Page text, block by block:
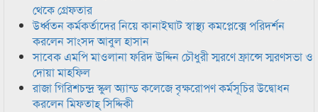
থেকে গ্রেফতার
উর্ধ্বতন কর্মকর্তাদের নিয়ে কানাইঘাট স্বাস্থ্য কমপ্লেক্সে পরিদর্শন
করলেন সাংসদ আবুল হাসান
সাবেক এমপি মাওলানা ফরিদ উদ্দিন চৌধুরী স্মরণে ফ্রান্সে স্মরণসভা ও
দোয়া মাহফিল
রাজা গিরিশচন্দ্র স্কুল অ্যান্ড কলেজে বৃক্ষরোপণ কর্মসূচির উদ্বোধন
করলেন মিফতাহ্ সিদ্দিকী